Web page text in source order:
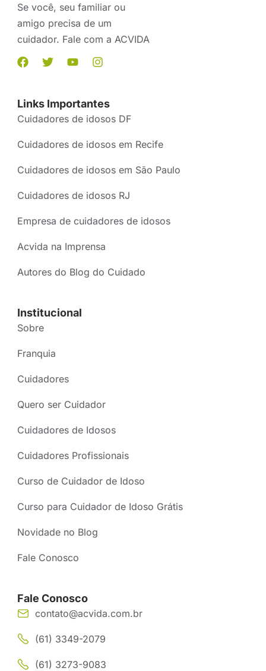
Se você, seu familiar ou
amigo precisa de um
cuidador. Fale com a ACVIDA
Links Importantes
Cuidadores de idosos DF
Cuidadores de idosos em Recife
Cuidadores de idosos em São Paulo
Cuidadores de idosos RJ
Empresa de cuidadores de idosos
Acvida na Imprensa
Autores do Blog do Cuidado
Institucional
Sobre
Franquia
Cuidadores
Quero ser Cuidador
Cuidadores de Idosos
Cuidadores Profissionais
Curso de Cuidador de Idoso
Curso para Cuidador de Idoso Grátis
Novidade no Blog
Fale Conosco
Fale Conosco
contato@acvida.com.br
(61) 3349-2079
(61) 3273-9083